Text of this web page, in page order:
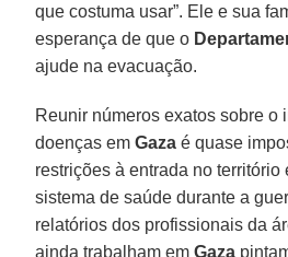
que costuma usar”. Ele e sua
esperança de que o
ajude na evacuação.
Reunir números exatos sobre o
doenças emGaza é quase
restrições à entrada no território
sistema de saúde durante a
relatórios dos profissionais da
ainda trabalham emGaza